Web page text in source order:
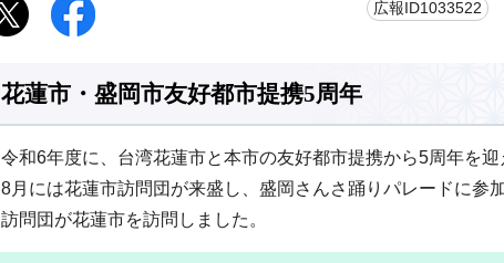
広報ID1033522
花蓮市・盛岡市友好都市提携5周年
令和6年度に、台湾花蓮市と本市の友好都市提携から5周年を迎
8月には花蓮市訪問団が来盛し、盛岡さんさ踊りパレードに参
訪問団が花蓮市を訪問しました。